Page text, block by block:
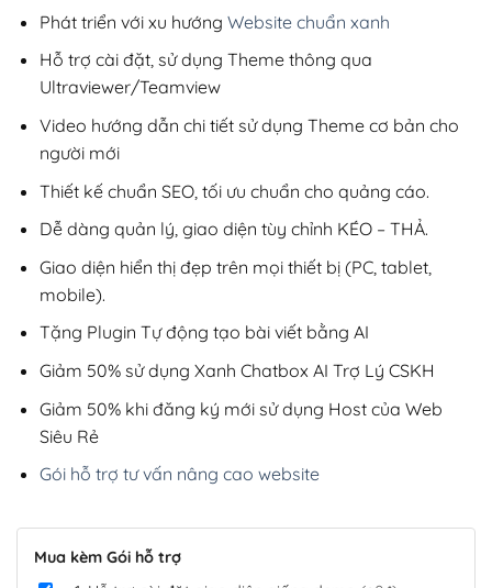
Phát triển với xu hướng Website chuẩn xanh
Hỗ trợ cài đặt, sử dụng Theme thông qua
Ultraviewer/Teamview
Video hướng dẫn chi tiết sử dụng Theme cơ bản cho
người mới
Thiết kế chuẩn SEO, tối ưu chuẩn cho quảng cáo.
Dễ dàng quản lý, giao diện tùy chỉnh KÉO – THẢ.
Giao diện hiển thị đẹp trên mọi thiết bị (PC, tablet,
mobile).
Tặng Plugin Tự động tạo bài viết bằng AI
Giảm 50% sử dụng Xanh Chatbox AI Trợ Lý CSKH
Giảm 50% khi đăng ký mới sử dụng Host của Web
Siêu Rẻ
Gói hỗ trợ tư vấn nâng cao website
Mua kèm Gói hỗ trợ